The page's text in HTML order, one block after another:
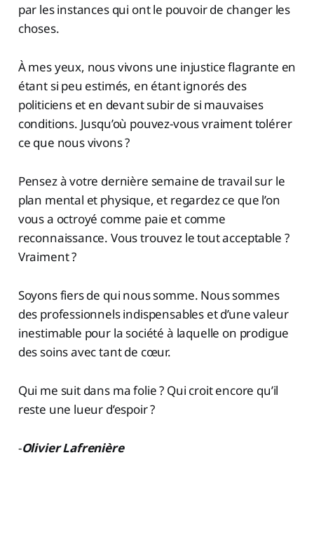
par les instances qui ont le pouvoir de changer les
choses.
À mes yeux, nous vivons une injustice flagrante en
étant si peu estimés, en étant ignorés des
politiciens et en devant subir de si mauvaises
conditions. Jusqu’où pouvez-vous vraiment tolérer
ce que nous vivons ?
Pensez à votre dernière semaine de travail sur le
plan mental et physique, et regardez ce que l’on
vous a octroyé comme paie et comme
reconnaissance. Vous trouvez le tout acceptable ?
Vraiment ?
Soyons fiers de qui nous somme. Nous sommes
des professionnels indispensables et d’une valeur
inestimable pour la société à laquelle on prodigue
des soins avec tant de cœur.
Qui me suit dans ma folie ? Qui croit encore qu’il
reste une lueur d’espoir ?
-Olivier Lafrenière